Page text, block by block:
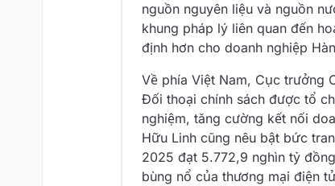
nguồn nguyên liệu và nguồn
khung pháp lý liên quan đến
định hơn cho doanh nghiệp
Về phía Việt Nam, Cục trưởng
Đối thoại chính sách được tổ
nghiệm, tăng cường kết nối
Hữu Linh cũng nêu bật bức
2025 đạt 5.772,9 nghìn tỷ
bùng nổ của thương mại điện